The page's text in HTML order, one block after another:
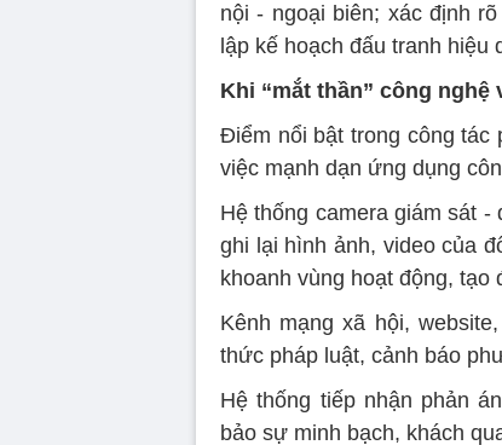
nội - ngoại biên; xác định
lập kế hoạch đấu tranh hiệu
Khi “mắt thần” công nghệ
Điểm nổi bật trong công tác
việc mạnh dạn ứng dụng
Hệ thống camera giám sát
ghi lại hình ảnh, video của
khoanh vùng hoạt động,
Kênh mạng xã hội,
thức pháp luật, cảnh báo
Hệ thống tiếp nhận phản
bảo sự minh bạch, khách